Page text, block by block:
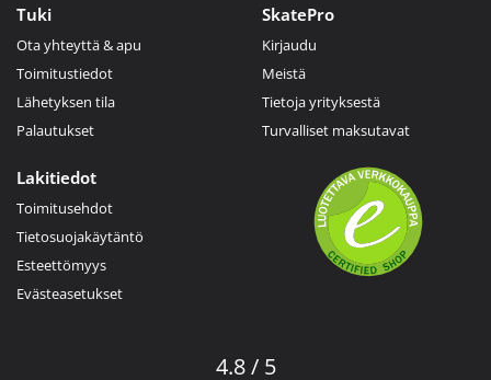
Tuki
Ota yhteyttä & apu
Toimitustiedot
Lähetyksen tila
Palautukset
SkatePro
Kirjaudu
Meistä
Tietoja yrityksestä
Turvalliset maksutavat
Lakitiedot
Toimitusehdot
Tietosuojakäytäntö
Esteettömyys
Evästeasetukset
4.8 / 5